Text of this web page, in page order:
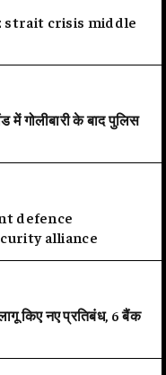
strait crisis middle
के बाद पुलिस
defence
alliance
किए नए प्रतिबंध, 6 बैंक